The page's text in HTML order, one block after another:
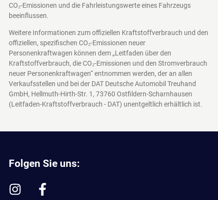
CO₂-Emissionen und die Fahrleistungswerte eines Fahrzeugs
beeinflussen.
Weitere Informationen zum offiziellen Kraftstoffverbrauch und den
offiziellen, spezifischen CO₂-Emissionen neuer
Personenkraftwagen können dem „Leitfaden über den
Kraftstoffverbrauch, die CO₂-Emissionen und den Stromverbrauch
neuer Personenkraftwagen“ entnommen werden, der an allen
Verkaufsstellen und bei der DAT Deutsche Automobil Treuhand
GmbH, Hellmuth-Hirth-Str. 1, 73760 Ostfildern-Scharnhausen
(Leitfaden-Kraftstoffverbrauch - DAT) unentgeltlich erhältlich ist.
Folgen Sie uns: